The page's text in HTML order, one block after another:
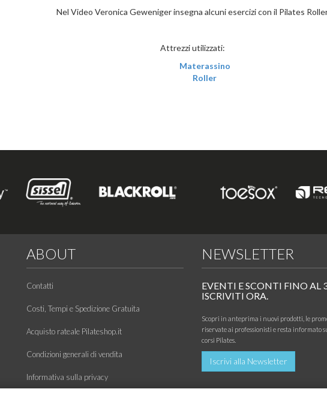
Nel Video Veronica Geweniger insegna alcuni esercizi con il Pilates
Attrezzi utilizzati:
Materassino
Roller
ABOUT
Contatti
Costi, Tempi e Spedizione Gratuita
Acquisto rateale Pilateshop.it
Condizioni generali di vendita
Informativa sulla privacy
NEWSLETTER
EVENTI E SCONTI FINO AL
ISCRIVITI ORA.
Scopri in anteprima i nuovi prodotti, le
riservate ai professionisti e resta informato
corsi Pilates.
Iscrivi alla Newsletter